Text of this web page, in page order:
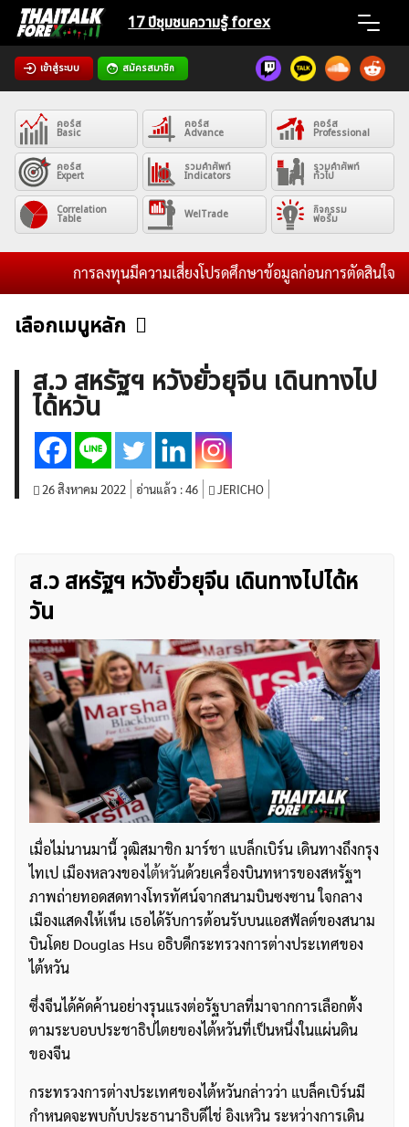
Skip
content
17 ปีชุมชนความรู้ forex
เข้าสู่ระบบ สมัครสมาชิก
Home
News
Articles
VPS Register
ค้นหา
สำหรับ:
คอร์ส
Basic
คอร์ส
Advance
คอร์ส
Professional
คอร์ส
Expert
รวมคำศัพท์
Indicators
รวมคำศัพท์
ทั่วไป
Correlation
Table WelTrade กิจกรรม
ฟอรั่ม
การลงทุนมีความเสี่ยงโปรดศึกษาข้อมูลก่อนการตัดสินใจลง
เลือกเมนูหลัก
ข่าวฟอเร็กซ์และสกุลเงิน คริปโตเคอร์เรนซี
ฟรีซิกแนล รายวัน
บทวิเคราะห์
สินค้าโภคภัณฑ์
โบรกเกอร์ FX
โปรโมชั่น Forex
กองทุน Forex
ฟรี EA
ส.ว สหรัฐฯ หวังยั่วยุจีน เดินทางไป
ได้หวัน
26 สิงหาคม 2022 อ่านแล้ว :46 JERICHO
ส.ว สหรัฐฯ หวังยั่วยุจีน เดินทางไปได้ห
วัน
เมื่อไม่นานมานี้ วุฒิสมาชิก มาร์ชา แบล็กเบิร์น เดินทางถึงกรุง
ไทเป เมืองหลวงของไต้หวันด้วยเครื่องบินทหารของสหรัฐฯ
ภาพถ่ายทอดสดทางโทรทัศน์จากสนามบินซงซาน ใจกลาง
เมืองแสดงให้เห็น เธอได้รับการต้อนรับบนแอสฟัลต์ของสนาม
บินโดย Douglas Hsu อธิบดีกระทรวงการต่างประเทศของ
ไต้หวัน
ซึ่งจีนได้คัดค้านอย่างรุนแรงต่อรัฐบาลที่มาจากการเลือกตั้ง
ตามระบอบประชาธิปไตยของไต้หวันที่เป็นหนึ่งในแผ่นดิน
ของจีน
กระทรวงการต่างประเทศของไต้หวันกล่าวว่า แบล็คเบิร์นมี
กำหนดจะพบกับประธานาธิบดีไช่ อิงเหวิน ระหว่างการเดิน